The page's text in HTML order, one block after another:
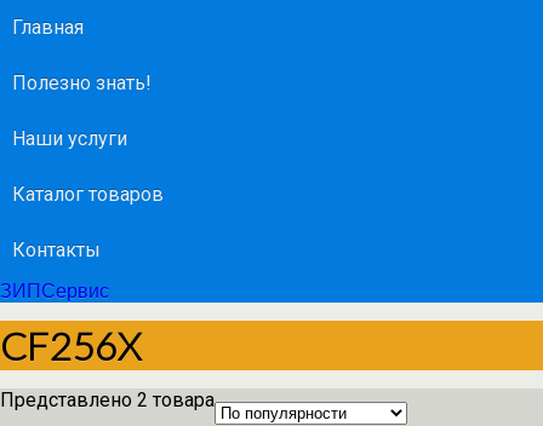
Главная
Полезно знать!
Наши услуги
Каталог товаров
Контакты
ЗИПСервис
CF256X
Представлено 2 товара